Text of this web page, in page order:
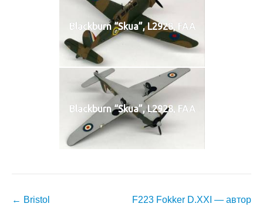
Blackburn “Skua”, L2928, FAA
Blackburn “Skua”, L2928, FAA
Навигация
← Bristol
F223 Fokker D.XXI — автор